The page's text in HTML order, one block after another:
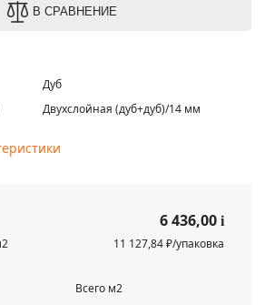
В СРАВНЕНИЕ
Дуб
Двухслойная (дуб+дуб)/14 мм
6 436,00 i
11 127,84 ₽/упаковка
Всего м2